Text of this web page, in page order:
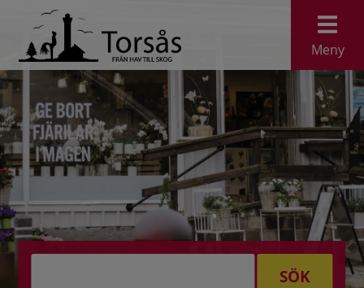
Meny
SÖK